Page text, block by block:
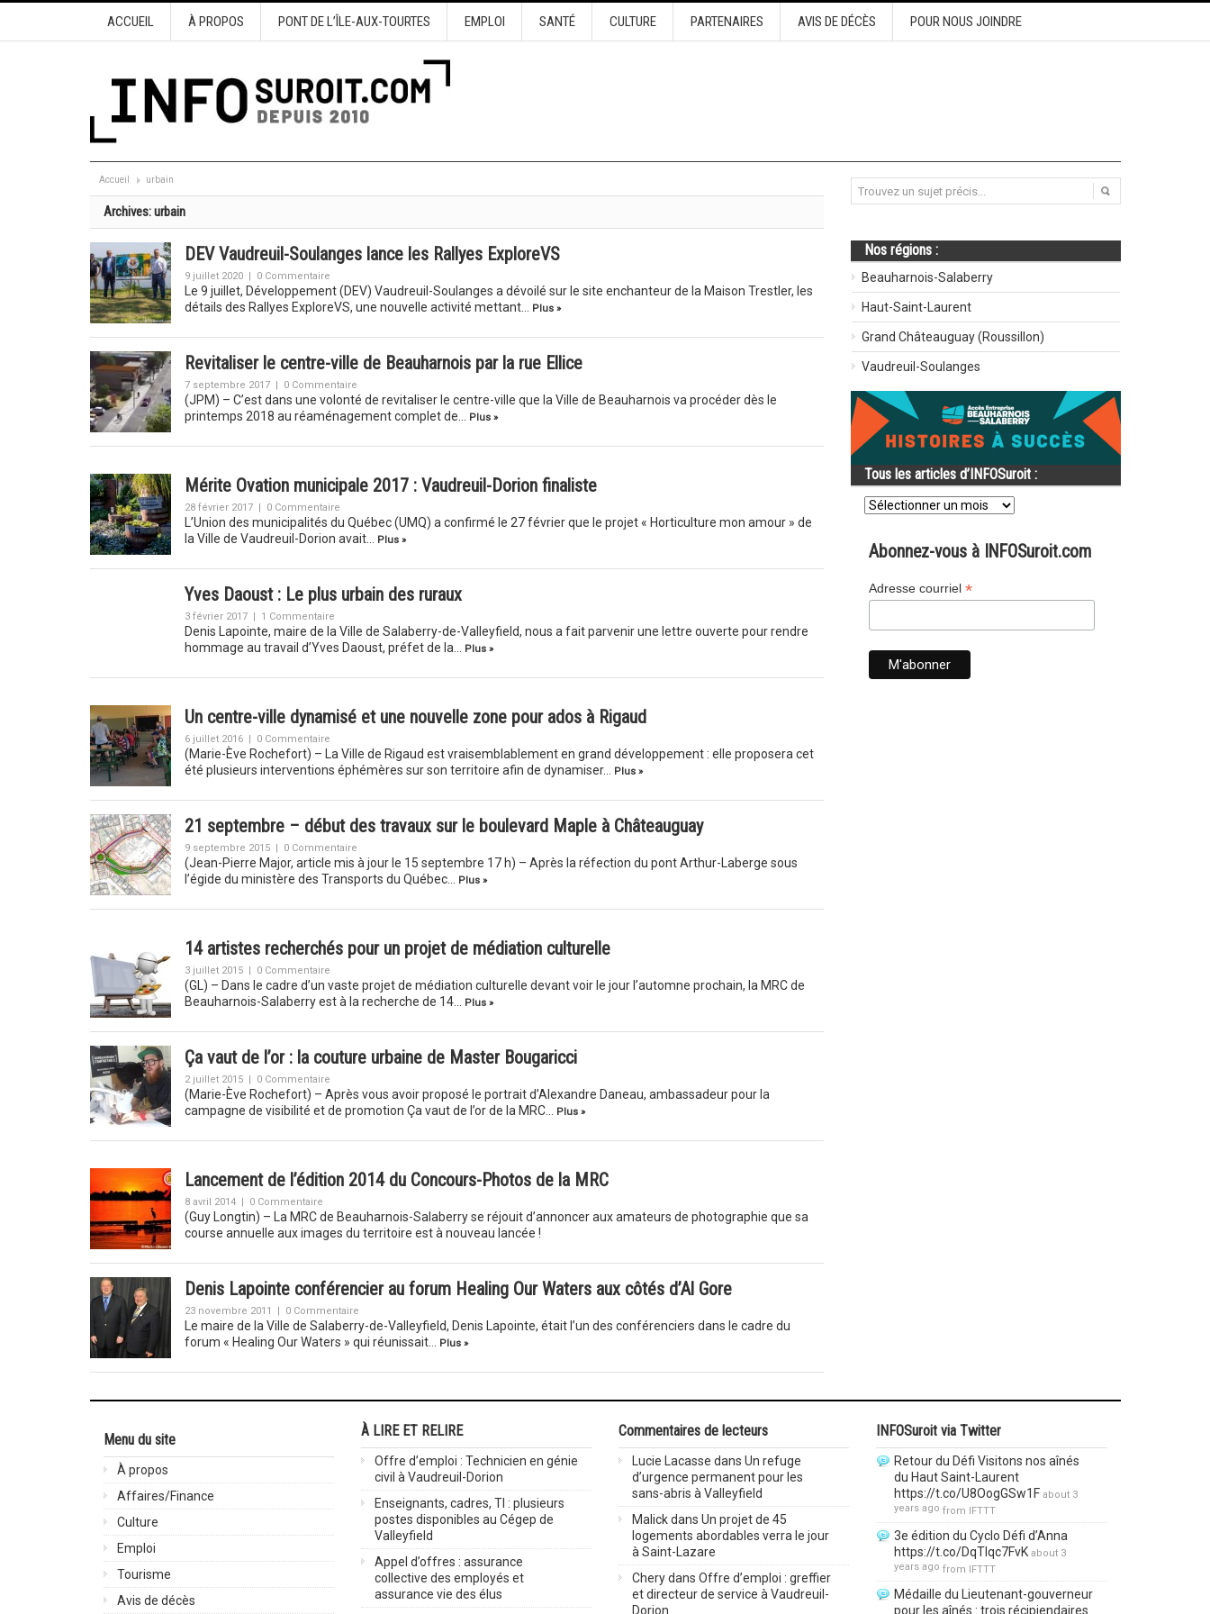
ACCUEIL À PROPOS PONT DE L’ÎLE-AUX-TOURTES EMPLOI SANTÉ CULTURE PARTENAIRES AVIS DE DÉCÈS POUR NOUS JOINDRE
Accueil urbain
Archives:urbain
DEV Vaudreuil-Soulanges lance les Rallyes ExploreVS
9 juillet 2020 | 0 Commentaire
Le 9 juillet, Développement (DEV) Vaudreuil-Soulanges a dévoilé sur le site enchanteur de la Maison Trestler, les
détails des Rallyes ExploreVS, une nouvelle activité mettant…
Plus »
Revitaliser le centre-ville de Beauharnois par la rue Ellice
7 septembre 2017 | 0 Commentaire
(JPM) – C’est dans une volonté de revitaliser le centre-ville que la Ville de Beauharnois va procéder dès le
printemps 2018 au réaménagement complet de…
Plus »
Mérite Ovation municipale 2017 : Vaudreuil-Dorion finaliste
28 février 2017 | 0 Commentaire
L’Union des municipalités du Québec (UMQ) a confirmé le 27 février que le projet « Horticulture mon amour » de
la Ville de Vaudreuil-Dorion avait…
Plus »
Yves Daoust : Le plus urbain des ruraux
3 février 2017 | 1 Commentaire
Denis Lapointe, maire de la Ville de Salaberry-de-Valleyfield, nous a fait parvenir une lettre ouverte pour rendre
hommage au travail d’Yves Daoust, préfet de la…
Plus »
Un centre-ville dynamisé et une nouvelle zone pour ados à Rigaud
6 juillet 2016 | 0 Commentaire
(Marie-Ève Rochefort) – La Ville de Rigaud est vraisemblablement en grand développement : elle proposera cet
été plusieurs interventions éphémères sur son territoire afin de dynamiser…
Plus »
21 septembre – début des travaux sur le boulevard Maple à Châteauguay
9 septembre 2015 | 0 Commentaire
(Jean-Pierre Major, article mis à jour le 15 septembre 17 h) – Après la réfection du pont Arthur-Laberge sous
l’égide du ministère des Transports du Québec…
Plus »
14 artistes recherchés pour un projet de médiation culturelle
3 juillet 2015 | 0 Commentaire
(GL) – Dans le cadre d’un vaste projet de médiation culturelle devant voir le jour l’automne prochain, la MRC de
Beauharnois-Salaberry est à la recherche de 14…
Plus »
Ça vaut de l’or : la couture urbaine de Master Bougaricci
2 juillet 2015 | 0 Commentaire
(Marie-Ève Rochefort) – Après vous avoir proposé le portrait d’Alexandre Daneau, ambassadeur pour la
campagne de visibilité et de promotion Ça vaut de l’or de la MRC…
Plus »
Lancement de l’édition 2014 du Concours-Photos de la MRC
8 avril 2014 | 0 Commentaire
(Guy Longtin) – La MRC de Beauharnois-Salaberry se réjouit d’annoncer aux amateurs de photographie que sa
course annuelle aux images du territoire est à nouveau lancée !
Denis Lapointe conférencier au forum Healing Our Waters aux côtés d’Al Gore
23 novembre 2011 | 0 Commentaire
Le maire de la Ville de Salaberry-de-Valleyfield, Denis Lapointe, était l’un des conférenciers dans le cadre du
forum « Healing Our Waters » qui réunissait…
Plus »
Nos régions :
Beauharnois-Salaberry
Haut-Saint-Laurent
Grand Châteauguay (Roussillon)
Vaudreuil-Soulanges
Tous les articles d’INFOSuroit :
Tous
les
d’INFOSuroit
Abonnez-vous à INFOSuroit.com
Adresse courriel *
Menu du site
À propos
Affaires/Finance
Culture
Emploi
Tourisme
Avis de décès
À LIRE ET RELIRE
Offre d’emploi : Technicien en génie
civil à Vaudreuil-Dorion
Enseignants, cadres, TI : plusieurs
postes disponibles au Cégep de
Valleyfield
Appel d’offres : assurance
collective des employés et
assurance vie des élus
Commentaires de lecteurs
Lucie Lacasse dans Un refuge
d’urgence permanent pour les
sans-abris à Valleyfield
Malickdans Un projet de 45
logements abordables verra le jour
à Saint-Lazare
Cherydans Offre d’emploi : greffier
et directeur de service à Vaudreuil-
Dorion
INFOSuroit via Twitter
Retour du Défi Visitons nos aînés
du Haut Saint-Laurent
https://t.co/U8OogGSw1F about 3
years ago from IFTTT
3e édition du Cyclo Défi d’Anna
https://t.co/DqTlqc7FvK about 3
years ago from IFTTT
Médaille du Lieutenant-gouverneur
pour les aînés : trois récipiendaires